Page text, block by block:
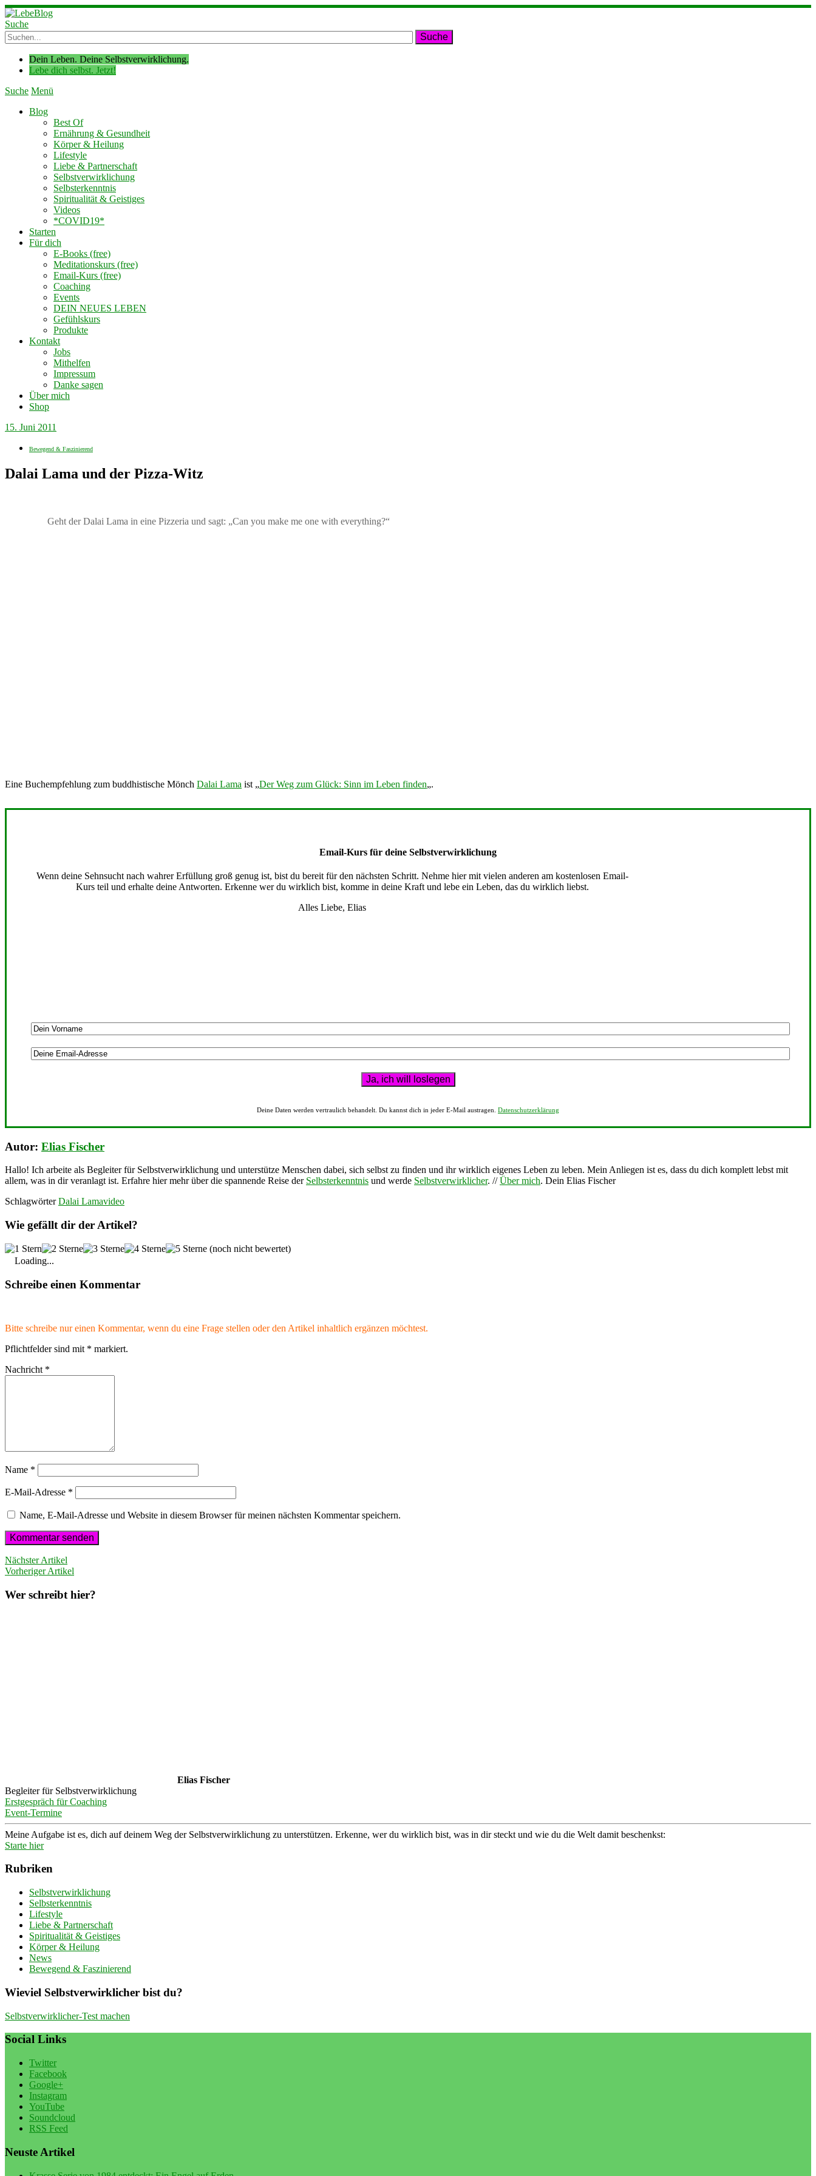
Suche
Dein Leben. Deine Selbstverwirklichung.
Lebe dich selbst. Jetzt!
Suche Menü
Blog
Best Of
Ernährung & Gesundheit
Körper & Heilung
Lifestyle
Liebe & Partnerschaft
Selbstverwirklichung
Selbsterkenntnis
Spiritualität & Geistiges
Videos
*COVID19*
Starten
Für dich
E-Books (free)
Meditationskurs (free)
Email-Kurs (free)
Coaching
Events
DEIN NEUES LEBEN
Gefühlskurs
Produkte
Kontakt
Jobs
Mithelfen
Impressum
Danke sagen
Über mich
Shop
15. Juni 2011
Bewegend & Faszinierend
Dalai Lama und der Pizza-Witz
Geht der Dalai Lama in eine Pizzeria und sagt: „Can you make me one with everything?“
Eine Buchempfehlung zum buddhistische Mönch Dalai Lama ist „Der Weg zum Glück: Sinn im Leben finden„.
Email-Kurs für deine Selbstverwirklichung
Wenn deine Sehnsucht nach wahrer Erfüllung groß genug ist, bist du bereit für den nächsten Schritt. Nehme hier mit vielen anderen am kostenlosen Email-
Kurs teil und erhalte deine Antworten. Erkenne wer du wirklich bist, komme in deine Kraft und lebe ein Leben, das du wirklich liebst.
Alles Liebe, Elias
Deine Daten werden vertraulich behandelt. Du kannst dich in jeder E-Mail austragen. Datenschutzerklärung
Autor: Elias Fischer
Hallo! Ich arbeite als Begleiter für Selbstverwirklichung und unterstütze Menschen dabei, sich selbst zu finden und ihr wirklich eigenes Leben zu leben. Mein Anliegen ist es, dass du dich komplett lebst mit
allem, was in dir veranlagt ist. Erfahre hier mehr über die spannende Reise der Selbsterkenntnis und werde Selbstverwirklicher. //Über mich. Dein Elias Fischer
Schlagwörter Dalai Lamavideo
Wie gefällt dir der Artikel?
(noch nicht bewertet)
Loading...
Schreibe einen Kommentar
Bitte schreibe nur einen Kommentar, wenn du eine Frage stellen oder den Artikel inhaltlich ergänzen möchtest.
Pflichtfelder sind mit * markiert.
Nachricht *
Name *
E-Mail-Adresse *
Name, E-Mail-Adresse und Website in diesem Browser für meinen nächsten Kommentar speichern.
Nächster Artikel
Vorheriger Artikel
Wer schreibt hier?
Elias Fischer
Begleiter für Selbstverwirklichung
Erstgespräch für Coaching
Event-Termine
Meine Aufgabe ist es, dich auf deinem Weg der Selbstverwirklichung zu unterstützen. Erkenne, wer du wirklich bist, was in dir steckt und wie du die Welt damit beschenkst:
Starte hier
Rubriken
Selbstverwirklichung
Selbsterkenntnis
Lifestyle
Liebe & Partnerschaft
Spiritualität & Geistiges
Körper & Heilung
News
Bewegend & Faszinierend
Wieviel Selbstverwirklicher bist du?
Selbstverwirklicher-Test machen
Social Links
Twitter
Facebook
Google+
Instagram
YouTube
Soundcloud
RSS Feed
Neuste Artikel